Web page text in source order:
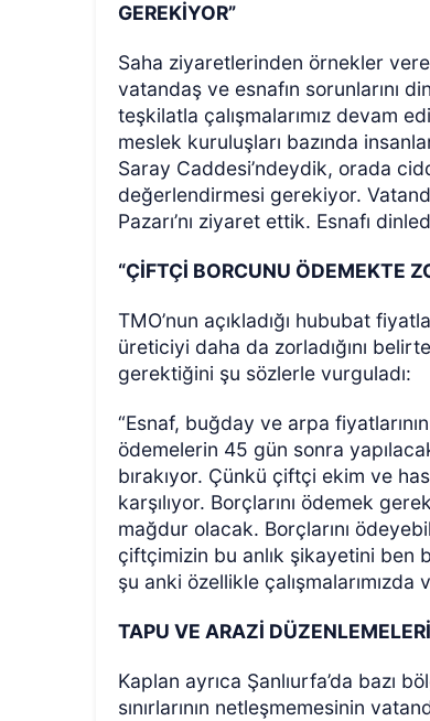
GEREKİYOR”
Saha ziyaretlerinden örnekler
vatandaş ve esnafın sorunlarını
teşkilatla çalışmalarımız devam
meslek kuruluşları bazında
Saray Caddesi’ndeydik, orada
değerlendirmesi gerekiyor.
Pazarı’nı ziyaret ettik. Esnafı
“ÇİFTÇİ BORCUNU ÖDEMEKTE
TMO’nun açıkladığı hububat
üreticiyi daha da zorladığını
gerektiğini şu sözlerle vurguladı:
“Esnaf, buğday ve arpa
ödemelerin 45 gün sonra
bırakıyor. Çünkü çiftçi ekim ve
karşılıyor. Borçlarını ödemek
mağdur olacak. Borçlarını
çiftçimizin bu anlık şikayetini ben
şu anki özellikle çalışmalarımızda
TAPU VE ARAZİ
Kaplan ayrıca Şanlıurfa’da bazı
sınırlarının netleşmemesinin